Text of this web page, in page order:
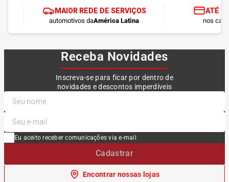
MAIOR REDE DE SERVIÇOS
automotivos daAmérica Latina
ATÉ
nos
Receba Novidades
Inscreva-se para ficar por dentro de
novidades e descontos imperdíveis
Eu aceito receber comunicações via e-mail
Cadastrar
Encontrar nossas lojas